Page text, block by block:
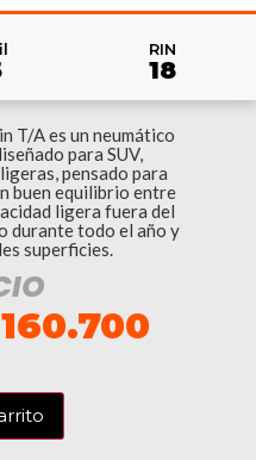
RIN
18
T/A es un neumático
para SUV,
pensado para
buen equilibrio entre
ligera fuera del
durante todo el año y
superficies.
160.700